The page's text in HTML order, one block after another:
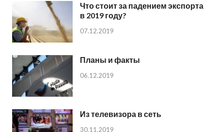
Что стоит за падением экспорта
в 2019 году?
07.12.2019
Планы и факты
06.12.2019
Из телевизора в сеть
30.11.2019